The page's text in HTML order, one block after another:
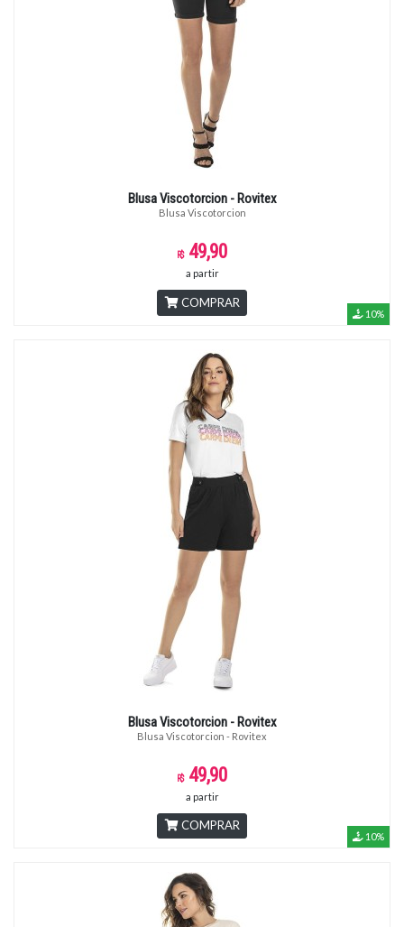
Blusa Viscotorcion - Rovitex
Blusa Viscotorcion
49,90
a partir
COMPRAR
10%
Blusa Viscotorcion - Rovitex
Blusa Viscotorcion - Rovitex
49,90
a partir
COMPRAR
10%